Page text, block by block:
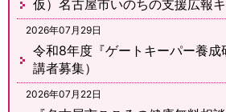
仮）名古屋市いのちの支援広報
2026年07月29日
令和8年度『ゲートキーパー養成
講者募集）
2026年07月22日